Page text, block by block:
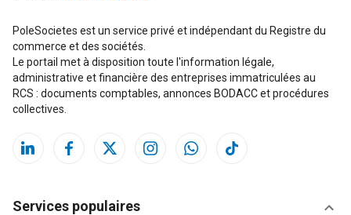
PoleSocietes est un service privé et indépendant du Registre du
commerce et des sociétés.
Le portail met à disposition toute l'information légale,
administrative et financière des entreprises immatriculées au
RCS : documents comptables, annonces BODACC et procédures
collectives.
Services populaires